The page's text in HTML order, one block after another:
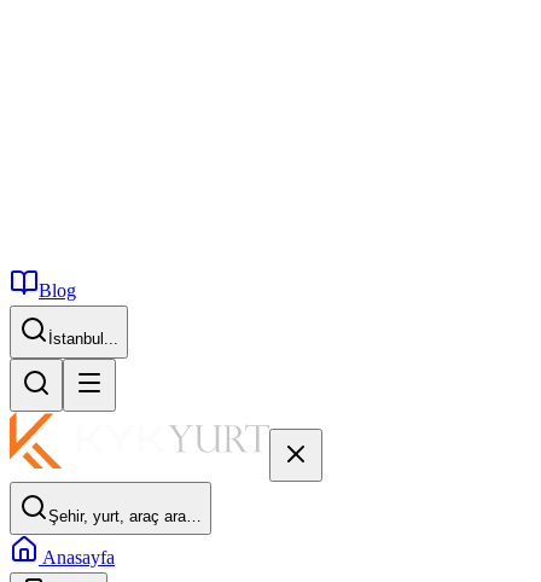
Blog
İstanbul...
Şehir, yurt, araç ara…
Anasayfa